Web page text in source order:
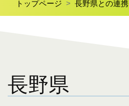
トップページ 長野県との連携
長野県